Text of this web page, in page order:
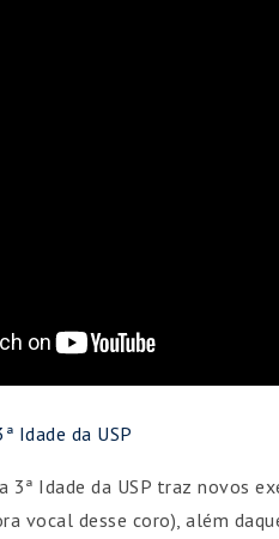
Idade da USP
3ª Idade da USP traz novos
vocal desse coro), além